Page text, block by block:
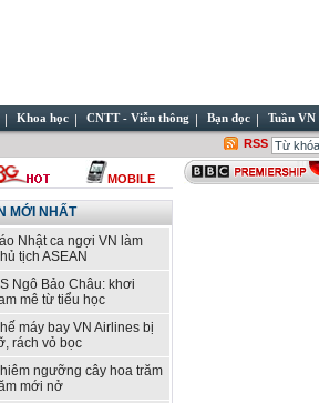
Khoa học CNTT - Viễn thông Bạn đọc Tuần VN
RSS
MOBILE
MỚI NHẤT
Nhật ca ngợi VN làm
tịch ASEAN
Ngô Bảo Châu: khơi
mê từ tiểu học
máy bay VN Airlines bị
rách vỏ bọc
ngưỡng cây hoa trăm
mới nở